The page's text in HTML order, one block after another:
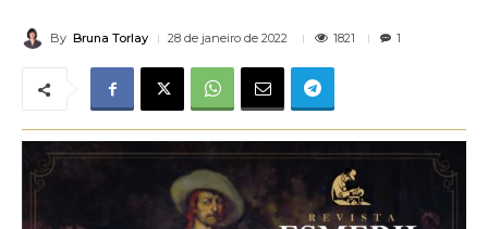
By Bruna Torlay 28 de janeiro de 2022 1821 1